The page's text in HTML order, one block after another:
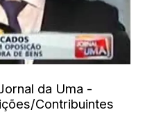
da Uma -
Contribuintes